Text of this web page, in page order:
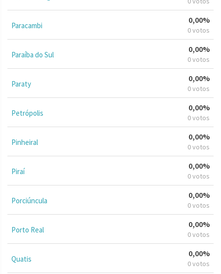
Paracambi
0,00%
0 votos
Paraíba do Sul
0,00%
0 votos
Paraty
0,00%
0 votos
Petrópolis
0,00%
0 votos
Pinheiral
0,00%
0 votos
Piraí
0,00%
0 votos
Porciúncula
0,00%
0 votos
Porto Real
0,00%
0 votos
Quatis
0,00%
0 votos